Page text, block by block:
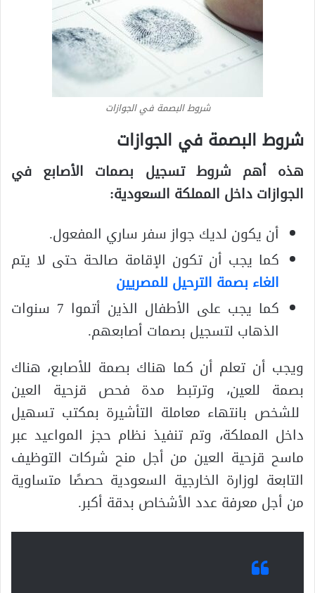
شروط البصمة في الجوازات
شروط البصمة في الجوازات
هذه أهم شروط تسجيل بصمات الأصابع في
الجوازات داخل المملكة السعودية:
أن يكون لديك جواز سفر ساري المفعول.
كما يجب أن تكون الإقامة صالحة حتى لا يتم
الغاء بصمة الترحيل للمصريين
كما يجب على الأطفال الذين أتموا 7 سنوات
الذهاب لتسجيل بصمات أصابعهم.
ويجب أن تعلم أن كما هناك بصمة للأصابع، هناك
بصمة للعين، وترتبط مدة فحص قزحية العين
للشخص بانتهاء معاملة التأشيرة بمكتب تسهيل
داخل المملكة، وتم تنفيذ نظام حجز المواعيد عبر
ماسح قزحية العين من أجل منح شركات التوظيف
التابعة لوزارة الخارجية السعودية حصصًا متساوية
من أجل معرفة عدد الأشخاص بدقة أكبر.